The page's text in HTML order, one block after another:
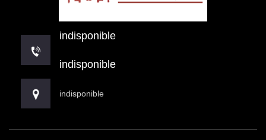
indisponible
indisponible
indisponible